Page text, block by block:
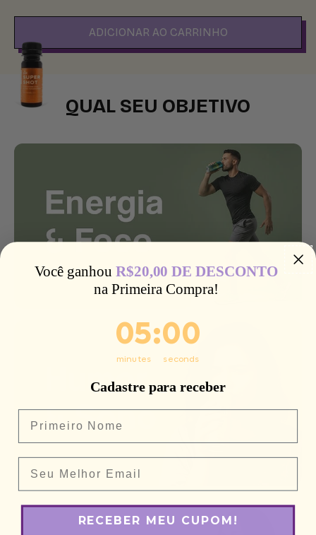
ADICIONAR AO CARRINHO
QUAL SEU OBJETIVO
Você ganhou ​ R$20,00 DE DESCONTO
na Primeira Compra!
04
minutes
:57
seconds
Cadastre para receber
RECEBER MEU CUPOM!